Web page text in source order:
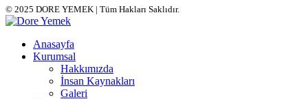
© 2025 DORE YEMEK | Tüm Hakları Saklıdır.
Anasayfa
Kurumsal
Hakkımızda
İnsan Kaynakları
Galeri